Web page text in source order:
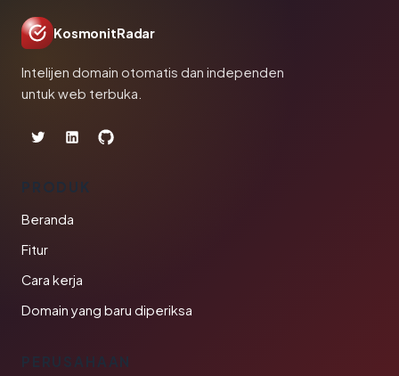
KosmonitRadar
Intelijen domain otomatis dan independen
untuk web terbuka.
PRODUK
Beranda
Fitur
Cara kerja
Domain yang baru diperiksa
PERUSAHAAN